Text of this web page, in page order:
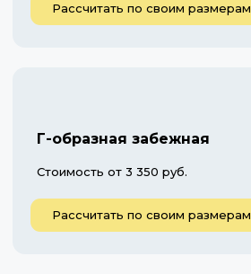
Рассчитать по своим размерам
Г-образная забежная
Стоимость от 3 350 руб.
Рассчитать по своим размерам